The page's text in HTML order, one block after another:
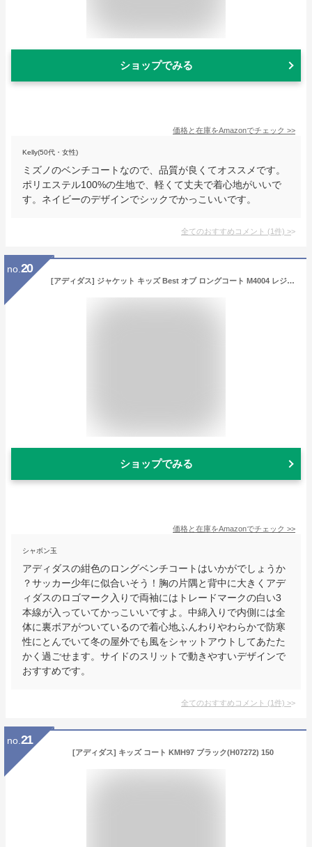
ショップでみる
価格と在庫をAmazonでチェック >>
Kelly(50代・女性)
ミズノのベンチコートなので、品質が良くてオススメです。
ポリエステル100%の生地で、軽くて丈夫で着心地がいいで
す。ネイビーのデザインでシックでかっこいいです。
全てのおすすめコメント (1件) >
no. 20
[アディダス] ジャケット キッズ Best オブ ロングコート M4004 レジェンドインク/クリアピンク (HM7169) 130
ショップでみる
価格と在庫をAmazonでチェック >>
シャボン玉
アディダスの紺色のロングベンチコートはいかがでしょうか
？サッカー少年に似合いそう！胸の片隅と背中に大きくアデ
ィダスのロゴマーク入りで両袖にはトレードマークの白い3
本線が入っていてかっこいいですよ。中綿入りで内側には全
体に裏ボアがついているので着心地ふんわりやわらかで防寒
性にとんでいて冬の屋外でも風をシャットアウトしてあたた
かく過ごせます。サイドのスリットで動きやすいデザインで
おすすめです。
全てのおすすめコメント (1件) >
no. 21
[アディダス] キッズ コート KMH97 ブラック(H07272) 150